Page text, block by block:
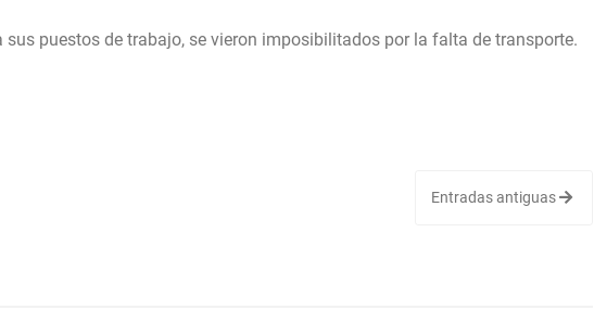
puestos de trabajo, se vieron imposibilitados por la falta de transporte.
Entradas antiguas